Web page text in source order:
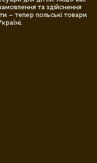
та здійснення
– тепер польські товари